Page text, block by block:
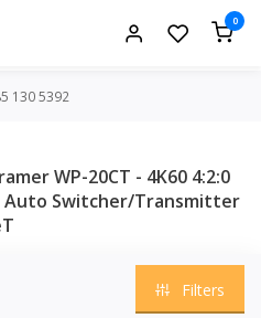
0
130 5392
WP-20CT - 4K60 4:2:0
Auto Switcher/Transmitter
Filters